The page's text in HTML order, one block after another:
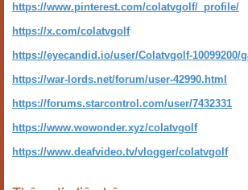
https://www.pinterest.com/colatvgolf/_profile/
https://x.com/colatvgolf
https://eyecandid.io/user/Colatvgolf-10099200/
https://war-lords.net/forum/user-42990.html
https://forums.starcontrol.com/user/7432331
https://www.wowonder.xyz/colatvgolf
https://www.deafvideo.tv/vlogger/colatvgolf